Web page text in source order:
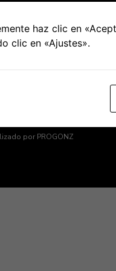
HUB. Todos los derechos
|
por PROGONZ
haz clic en
clic en «Ajustes».